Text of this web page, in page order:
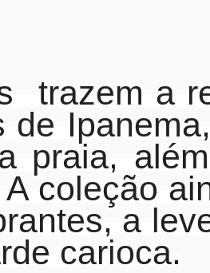
trazem a
de
praia,
coleção
a
carioca.